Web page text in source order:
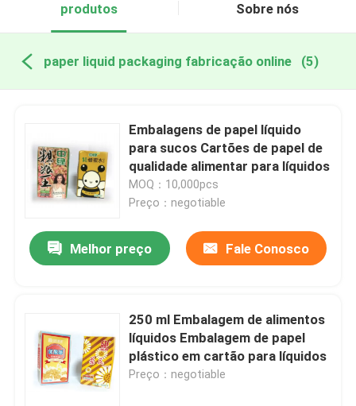
produtos Sobre nós
paper liquid packaging fabricação online (5)
Embalagens de papel líquido
para sucos Cartões de papel de
qualidade alimentar para líquidos
MOQ：10,000pcs
Preço：negotiable
Melhor preço Fale Conosco
250 ml Embalagem de alimentos
líquidos Embalagem de papel
plástico em cartão para líquidos
Preço：negotiable